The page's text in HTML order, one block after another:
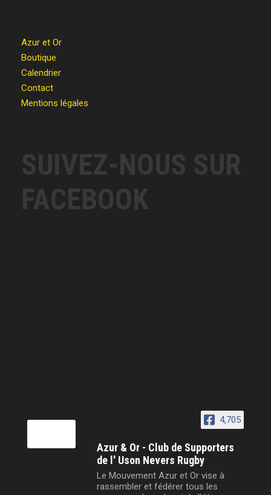
Azur et Or
Boutique
Calendrier
Contact
Mentions légales
SUIVEZ-NOUS SUR
FACEBOOK
4,705
Azur & Or - Club de Supporters
de l' Uson Nevers Rugby
Le Mouvement Azur et Or vise à
rassembler et fédérer tous les